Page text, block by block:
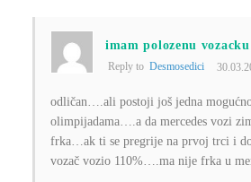
imam polozenu vozacku
Reply to Desmosedici
odličan….ali postoji još jedna
olimpijadama….a da mercedes vozi
frka…ak ti se pregrije na prvoj trci i
vozač vozio 110%….ma nije frka u